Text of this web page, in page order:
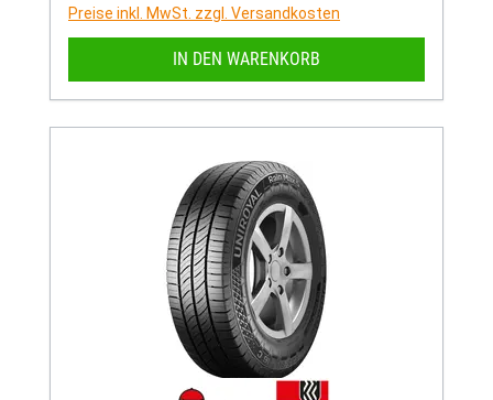
Preise inkl. MwSt. zzgl. Versandkosten
IN DEN WARENKORB